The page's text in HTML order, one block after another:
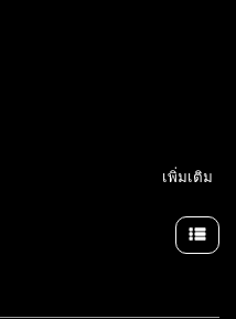
เพิ่มเติม